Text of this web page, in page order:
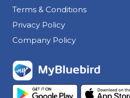
Terms & Conditions
Privacy Policy
Company Policy